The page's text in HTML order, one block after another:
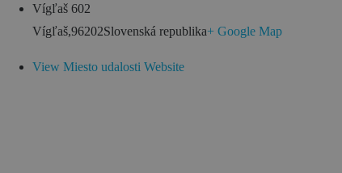
Vígľaš 602
Vígľaš,96202Slovenská republika+ Google Map
View Miesto udalosti Website